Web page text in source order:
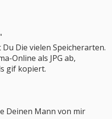
Die vielen Speicherarten.
Online als JPG ab,
gif kopiert.
Deinen Mann von mir